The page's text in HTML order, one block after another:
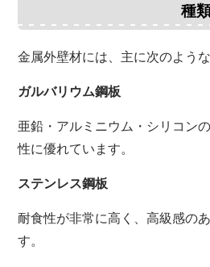
種
金属外壁材には、主に次のよう
ガルバリウム鋼板
亜鉛・アルミニウム・シリコン
性に優れています。
ステンレス鋼板
耐食性が非常に高く、高級感の
す。